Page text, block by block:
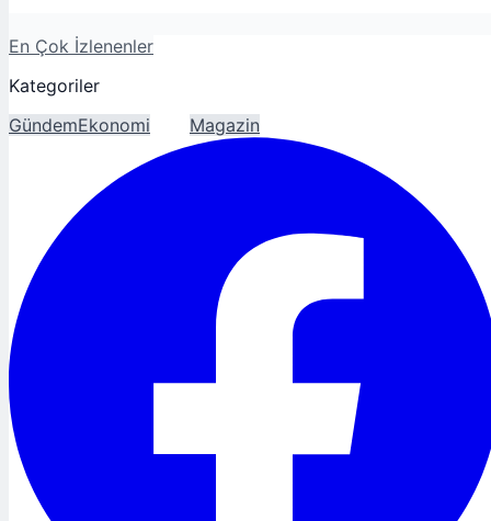
En Çok İzlenenler
Kategoriler
GündemEkonomi Magazin